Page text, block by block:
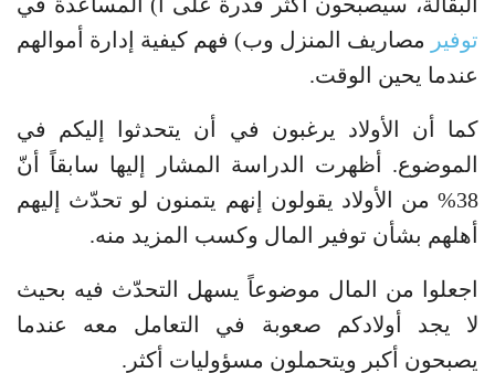
توفير مصاريف المنزل وب) فهم كيفية إدارة أموالهم
عندما يحين الوقت.
كما أن الأولاد يرغبون في أن يتحدثوا إليكم في
الموضوع. أظهرت الدراسة المشار إليها سابقاً أنّ
38% من الأولاد يقولون إنهم يتمنون لو تحدّث إليهم
أهلهم بشأن توفير المال وكسب المزيد منه.
اجعلوا من المال موضوعاً يسهل التحدّث فيه بحيث
لا يجد أولادكم صعوبة في التعامل معه عندما
يصبحون أكبر ويتحملون مسؤوليات أكثر.